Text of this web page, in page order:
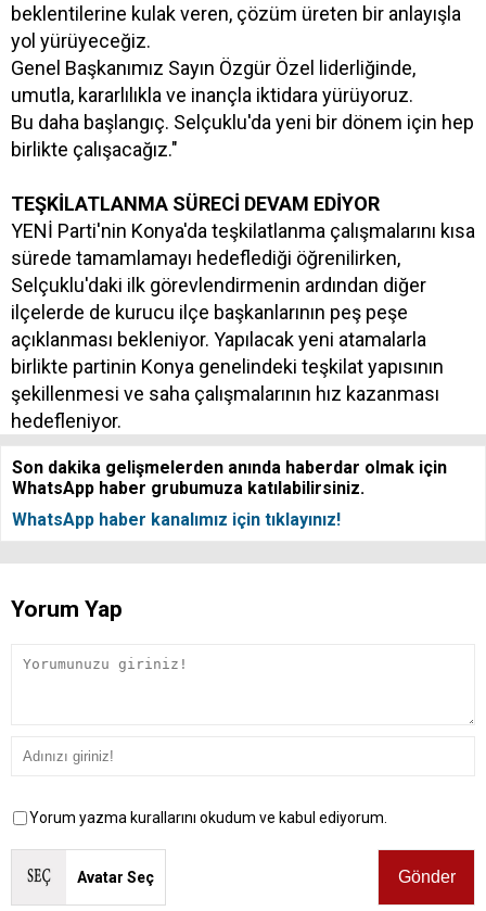
beklentilerine kulak veren, çözüm üreten bir anlayışla
yol yürüyeceğiz.
Genel Başkanımız Sayın Özgür Özel liderliğinde,
umutla, kararlılıkla ve inançla iktidara yürüyoruz.
Bu daha başlangıç. Selçuklu'da yeni bir dönem için hep
birlikte çalışacağız."
TEŞKİLATLANMA SÜRECİ DEVAM EDİYOR
YENİ Parti'nin Konya'da teşkilatlanma çalışmalarını kısa
sürede tamamlamayı hedeflediği öğrenilirken,
Selçuklu'daki ilk görevlendirmenin ardından diğer
ilçelerde de kurucu ilçe başkanlarının peş peşe
açıklanması bekleniyor. Yapılacak yeni atamalarla
birlikte partinin Konya genelindeki teşkilat yapısının
şekillenmesi ve saha çalışmalarının hız kazanması
hedefleniyor.
Son dakika gelişmelerden anında haberdar olmak için
WhatsApp haber grubumuza katılabilirsiniz.
WhatsApp haber kanalımız için tıklayınız!
Yorum Yap
Yorum yazma kurallarını okudum ve kabul ediyorum.
Avatar Seç